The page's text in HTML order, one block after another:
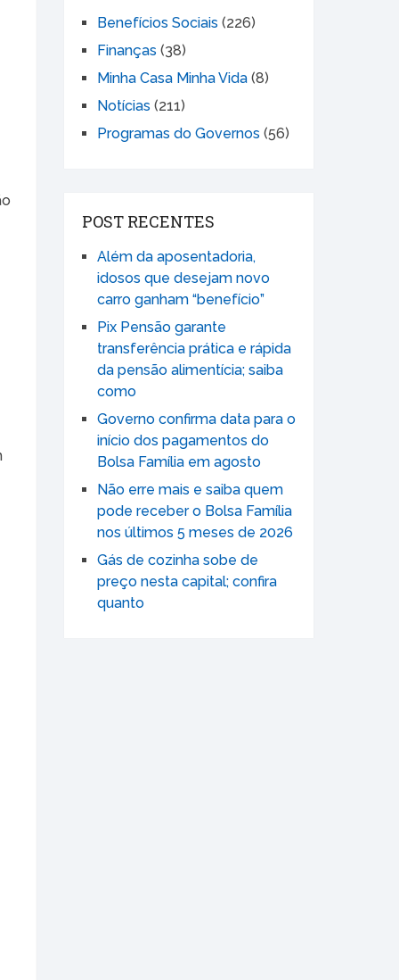
Benefícios Sociais (226)
Finanças (38)
Minha Casa Minha Vida (8)
Notícias (211)
Programas do Governos (56)
POST RECENTES
Além da aposentadoria,
idosos que desejam novo
carro ganham “benefício”
Pix Pensão garante
transferência prática e rápida
da pensão alimentícia; saiba
como
Governo confirma data para o
início dos pagamentos do
Bolsa Família em agosto
Não erre mais e saiba quem
pode receber o Bolsa Família
nos últimos 5 meses de 2026
Gás de cozinha sobe de
preço nesta capital; confira
quanto